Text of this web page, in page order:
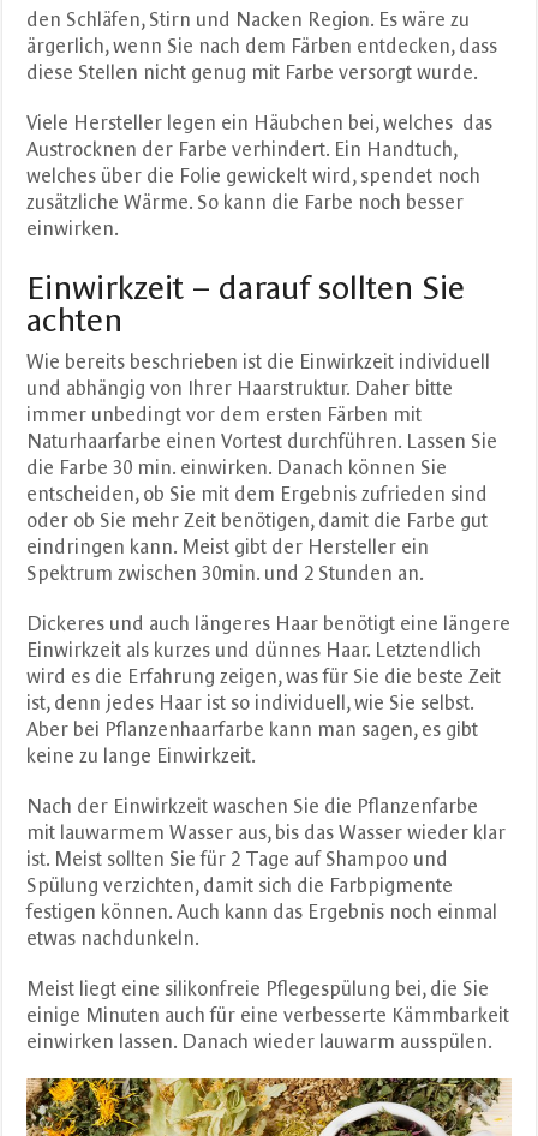
den Schläfen, Stirn und Nacken Region. Es wäre zu
ärgerlich, wenn Sie nach dem Färben entdecken, dass
diese Stellen nicht genug mit Farbe versorgt wurde.
Viele Hersteller legen ein Häubchen bei, welches das
Austrocknen der Farbe verhindert. Ein Handtuch,
welches über die Folie gewickelt wird, spendet noch
zusätzliche Wärme. So kann die Farbe noch besser
einwirken.
Einwirkzeit – darauf sollten Sie
achten
Wie bereits beschrieben ist die Einwirkzeit individuell
und abhängig von Ihrer Haarstruktur. Daher bitte
immer unbedingt vor dem ersten Färben mit
Naturhaarfarbe einen Vortest durchführen. Lassen Sie
die Farbe 30 min. einwirken. Danach können Sie
entscheiden, ob Sie mit dem Ergebnis zufrieden sind
oder ob Sie mehr Zeit benötigen, damit die Farbe gut
eindringen kann. Meist gibt der Hersteller ein
Spektrum zwischen 30min. und 2 Stunden an.
Dickeres und auch längeres Haar benötigt eine längere
Einwirkzeit als kurzes und dünnes Haar. Letztendlich
wird es die Erfahrung zeigen, was für Sie die beste Zeit
ist, denn jedes Haar ist so individuell, wie Sie selbst.
Aber bei Pflanzenhaarfarbe kann man sagen, es gibt
keine zu lange Einwirkzeit.
Nach der Einwirkzeit waschen Sie die Pflanzenfarbe
mit lauwarmem Wasser aus, bis das Wasser wieder klar
ist. Meist sollten Sie für 2 Tage auf Shampoo und
Spülung verzichten, damit sich die Farbpigmente
festigen können. Auch kann das Ergebnis noch einmal
etwas nachdunkeln.
Meist liegt eine silikonfreie Pflegespülung bei, die Sie
einige Minuten auch für eine verbesserte Kämmbarkeit
einwirken lassen. Danach wieder lauwarm ausspülen.